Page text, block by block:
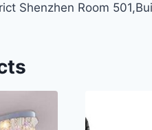
Shenzhen Room